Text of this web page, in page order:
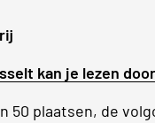
kan je lezen
50 plaatsen, de